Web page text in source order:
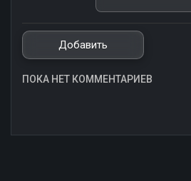
ПОКА НЕТ КОММЕНТАРИЕВ